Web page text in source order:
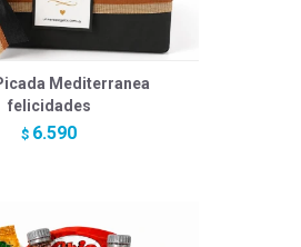
Mediterranea
felicidades
$ 6.590